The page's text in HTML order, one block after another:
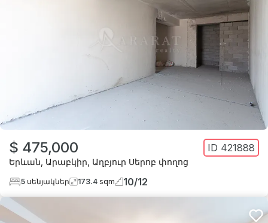
$ 475,000 ID 421888
Երևան Արաբկիր Աղբյուր Սերոբ փողոց
5 սենյակներ 173.4 sqm 10/12